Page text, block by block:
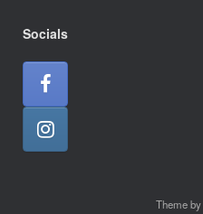
Socials
Theme by